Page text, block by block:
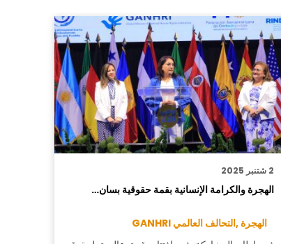
2 شتنبر 2025
الهجرة والكرامة الإنسانية بقمة حقوقية بسان…
الهجرة ,التحالف العالمي GANHRI